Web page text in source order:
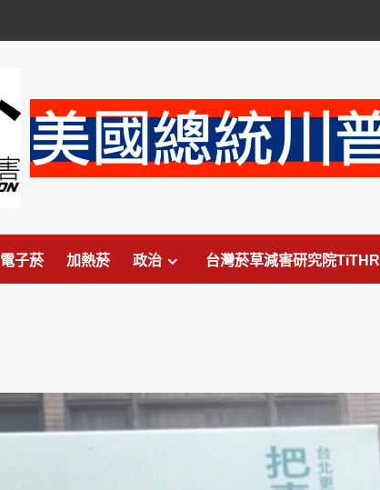
電子菸 加熱菸 政治 台灣菸草減害研究院TiTHR